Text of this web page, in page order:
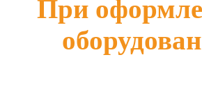
При